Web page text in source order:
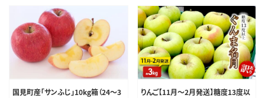
国見町産「サンふじ」10kg箱（24～3
りんご【11月～2月発送】糖度13度以